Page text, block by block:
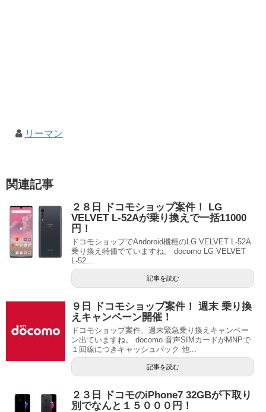
リーマン
関連記事
２８日 ドコモショップ案件！ LG
VELVET L-52Aが乗り換えで一括11000
円！
ドコモショップでAndoroid機種のLG VELVET L-52A
乗り換え特価でていますね。 docomo LG VELVET
L-52...
記事を読む
９日 ドコモショップ案件！ 週末 乗り換
えキャンペーン開催！
ドコモショップ案件、週末緊急乗り換えキャンペー
ン出ていますね。 docomo 音声SIMカードがMNPで
１回線につきキャッシュバック 他...
記事を読む
２３日 ドコモのiPhone7 32GBが下取り
別でなんと１５０００円！